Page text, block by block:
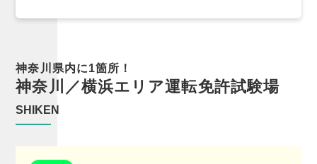
神奈川県内に1箇所！
神奈川／横浜エリア運転免許試験場
SHIKEN